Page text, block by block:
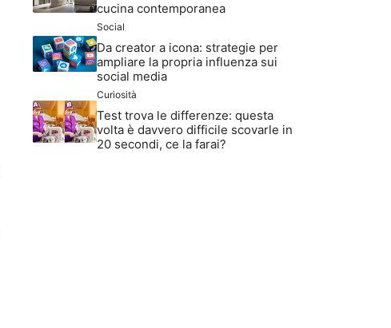
cucina contemporanea
Social
Da creator a icona: strategie per
ampliare la propria influenza sui
social media
Curiosità
Test trova le differenze: questa
volta è davvero difficile scovarle in
20 secondi, ce la farai?